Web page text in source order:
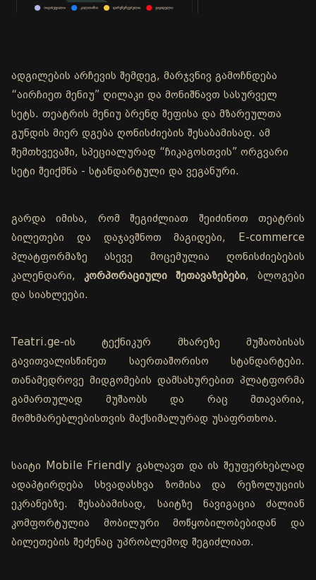
ადგილების არჩევის შემდეგ, მარჯვნივ გამოჩნდება
“აირჩიეთ მენიუ” ღილაკი და მონიშნავთ სასურველ
სეტს. თეატრის მენიუ ბრენდ შეფისა და მზარეულთა
გუნდის მიერ დგება ღონისძიების შესაბამისად. ამ
შემთხვევაში, სპეციალურად “ჩიკაგოსთვის” ორგვარი
სეტი შეიქმნა - სტანდარტული და ვეგანური.
გარდა იმისა, რომ შეგიძლიათ შეიძინოთ თეატრის
ბილეთები და დაჯავშნოთ მაგიდები, E-commerce
პლატფორმაზე ასევე მოცემულია ღონისძიებების
კალენდარი, კორპორაციული შეთავაზებები, ბლოგები
და სიახლეები.
Teatri.ge-ის ტექნიკურ მხარეზე მუშაობისას
გავითვალისწინეთ საერთაშორისო სტანდარტები.
თანამედროვე მიდგომების დამსახურებით პლატფორმა
გამართულად მუშაობს და რაც მთავარია,
მომხმარებლებისთვის მაქსიმალურად უსაფრთხოა.
საიტი Mobile Friendly გახლავთ და ის შეუფერხებლად
ადაპტირდება სხვადასხვა ზომისა და რეზოლუციის
ეკრანებზე. შესაბამისად, საიტზე ნავიგაცია ძალიან
კომფორტულია მობილური მოწყობილობებიდან და
ბილეთების შეძენაც უპრობლემოდ შეგიძლიათ.